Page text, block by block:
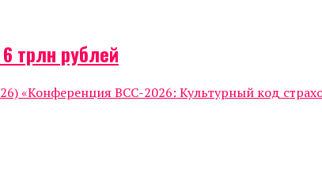
трлн рублей
«Конференция ВСС-2026: Культурный код